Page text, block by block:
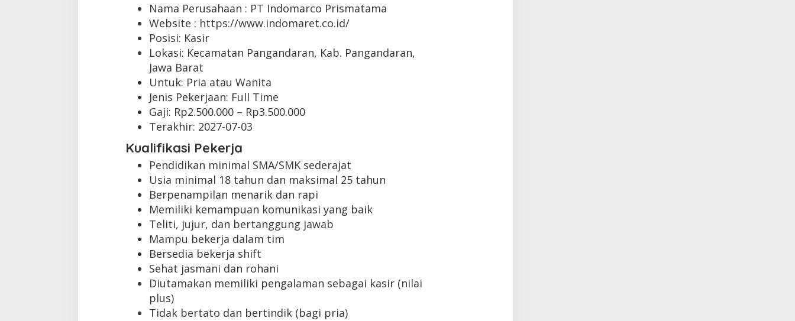
Nama Perusahaan : PT Indomarco Prismatama
Website : https://www.indomaret.co.id/
Posisi: Kasir
Lokasi: Kecamatan Pangandaran, Kab. Pangandaran,
Jawa Barat
Untuk: Pria atau Wanita
Jenis Pekerjaan: Full Time
Gaji: Rp2.500.000– Rp3.500.000
Terakhir: 2027-07-03
Kualifikasi Pekerja
Pendidikan minimal SMA/SMK sederajat
Usia minimal 18 tahun dan maksimal 25 tahun
Berpenampilan menarik dan rapi
Memiliki kemampuan komunikasi yang baik
Teliti, jujur, dan bertanggung jawab
Mampu bekerja dalam tim
Bersedia bekerja shift
Sehat jasmani dan rohani
Diutamakan memiliki pengalaman sebagai kasir (nilai
plus)
Tidak bertato dan bertindik (bagi pria)